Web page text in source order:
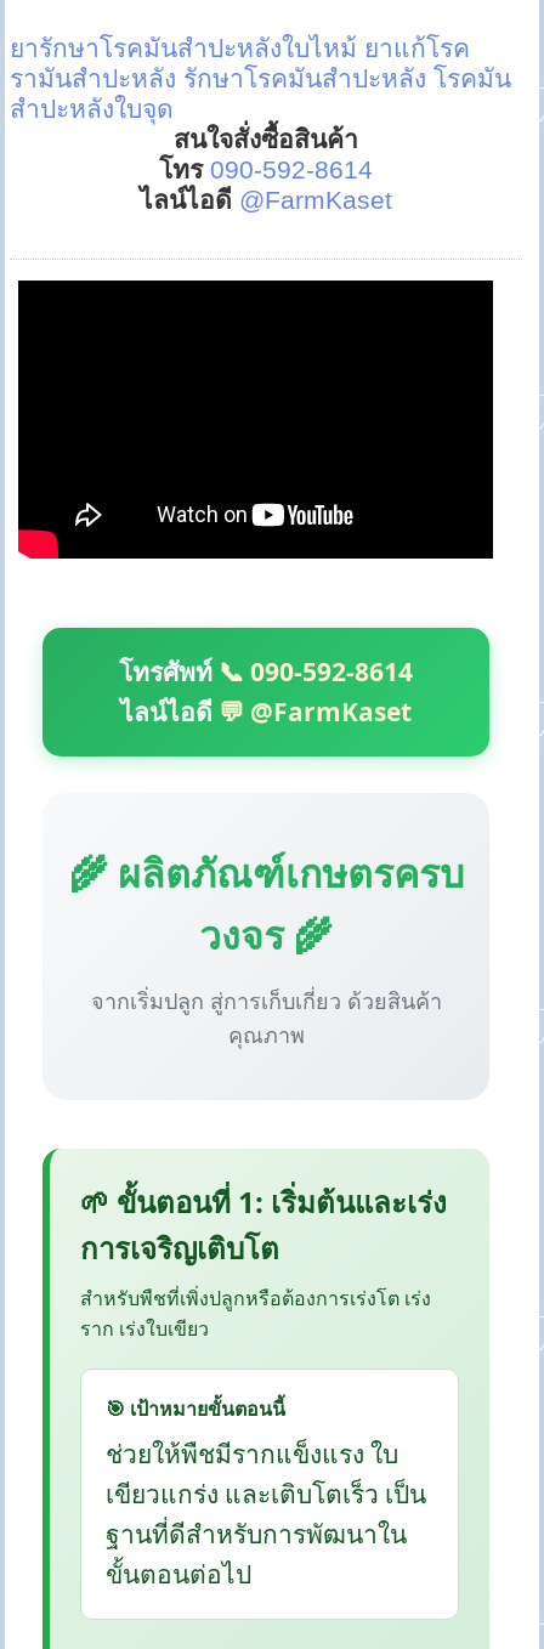
ยารักษาโรคมันสำปะหลังใบไหม้ ยาแก้โรค
รามันสำปะหลัง รักษาโรคมันสำปะหลัง โรคมัน
สำปะหลังใบจุด
สนใจสั่งซื้อสินค้า
โทร 090-592-8614
ไลน์ไอดี @FarmKaset
โทรศัพท์ 📞 090-592-8614
ไลน์ไอดี 💬 @FarmKaset
🌾 ผลิตภัณฑ์เกษตรครบ
วงจร 🌾
จากเริ่มปลูก สู่การเก็บเกี่ยว ด้วยสินค้า
คุณภาพ
🌱 ขั้นตอนที่ 1: เริ่มต้นและเร่ง
การเจริญเติบโต
สำหรับพืชที่เพิ่งปลูกหรือต้องการเร่งโต เร่ง
ราก เร่งใบเขียว
🎯 เป้าหมายขั้นตอนนี้
ช่วยให้พืชมีรากแข็งแรง ใบ
เขียวแกร่ง และเติบโตเร็ว เป็น
ฐานที่ดีสำหรับการพัฒนาใน
ขั้นตอนต่อไป